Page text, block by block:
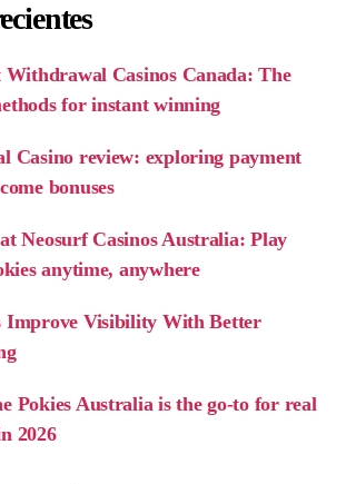
Withdrawal Casinos Canada: The
for instant winning
Casino review: exploring payment
bonuses
Neosurf Casinos Australia: Play
anytime, anywhere
Improve Visibility With Better
Pokies Australia is the go-to for real
2026